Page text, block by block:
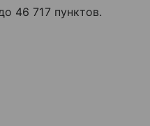
46 717 пунктов.